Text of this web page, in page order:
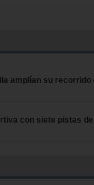
amplían su
con siete pistas de